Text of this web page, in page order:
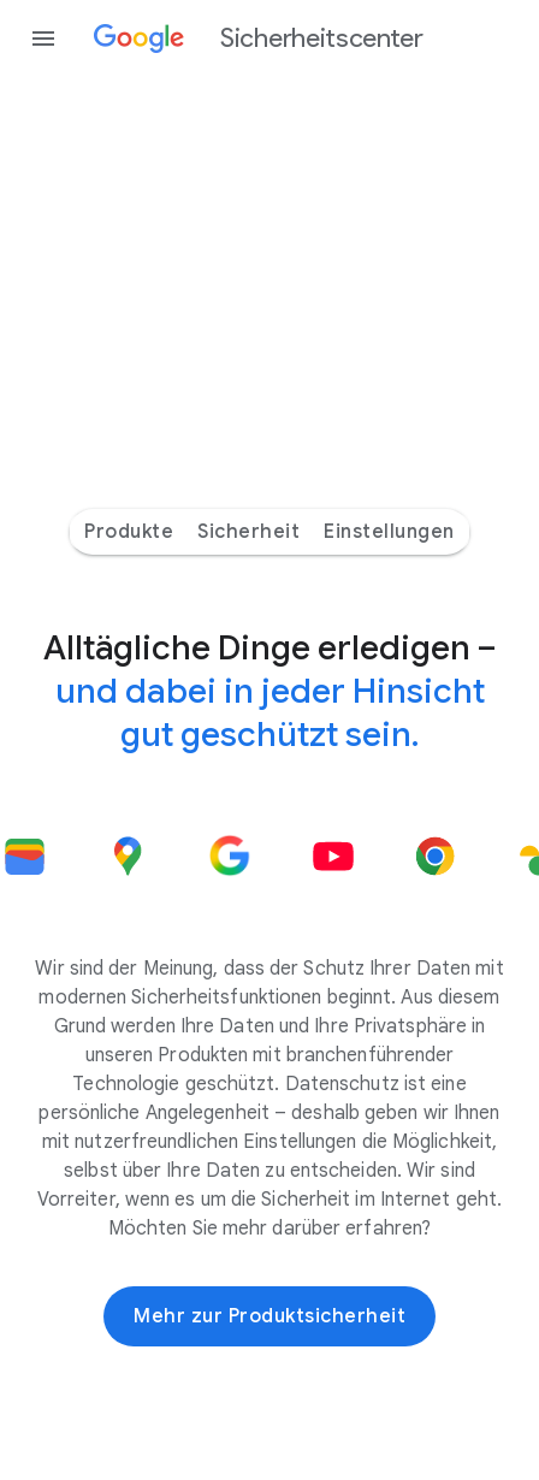
Sicherheitscenter
Produkte Sicherheit Einstellungen
Alltägliche Dinge erledigen –
und dabei in jeder Hinsicht
gut geschützt sein.
Wir sind der Meinung, dass der Schutz Ihrer Daten mit
modernen Sicherheitsfunktionen beginnt. Aus diesem
Grund werden Ihre Daten und Ihre Privatsphäre in
unseren Produkten mit branchenführender
Technologie geschützt. Datenschutz ist eine
persönliche Angelegenheit – deshalb geben wir Ihnen
mit nutzerfreundlichen Einstellungen die Möglichkeit,
selbst über Ihre Daten zu entscheiden. Wir sind
Vorreiter, wenn es um die Sicherheit im Internet geht.
Möchten Sie mehr darüber erfahren?
Mehr zur Produktsicherheit